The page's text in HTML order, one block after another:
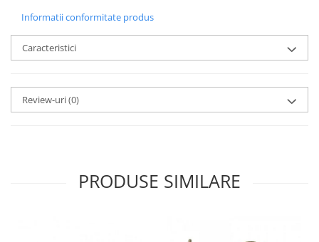
Informatii conformitate produs
Caracteristici
Review-uri(0)
PRODUSE SIMILARE